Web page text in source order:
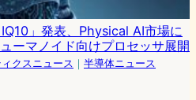
」発表、Physical AI市場に
ーマノイド向けプロセッサ展開
ィクスニュース ｜ 半導体ニュース